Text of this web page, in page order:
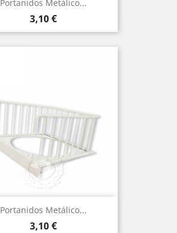
Portanidos Metálico...
Precio
3,10 €
Portanidos Metálico...
Precio
3,10 €